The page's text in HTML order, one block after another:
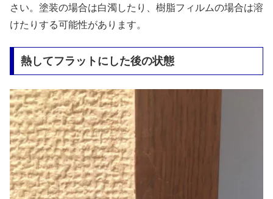
さい。塗装の場合は白濁したり、樹脂フィルムの場合は溶
けたりする可能性があります。
熱してフラットにした後の状態